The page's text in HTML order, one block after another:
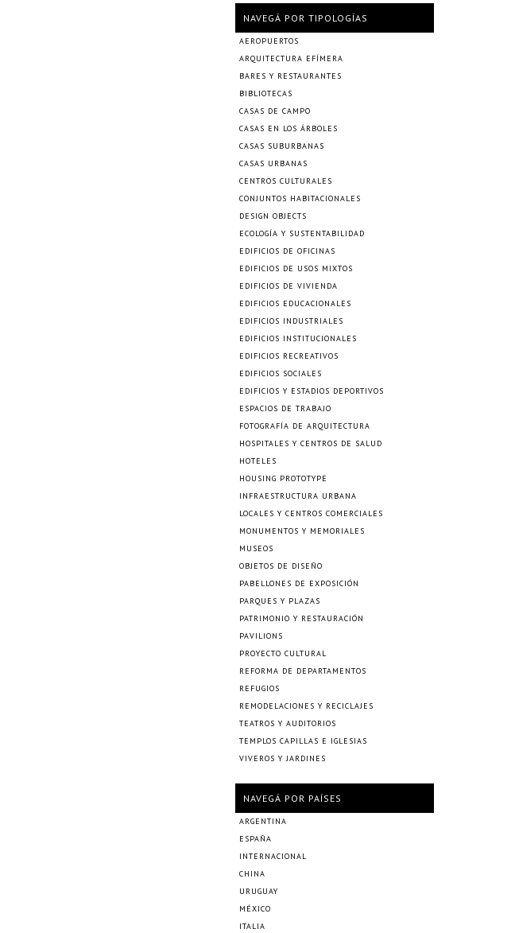
NAVEGÁ POR TIPOLOGÍAS
AEROPUERTOS
ARQUITECTURA EFÍMERA
BARES Y RESTAURANTES
BIBLIOTECAS
CASAS DE CAMPO
CASAS EN LOS ÁRBOLES
CASAS SUBURBANAS
CASAS URBANAS
CENTROS CULTURALES
CONJUNTOS HABITACIONALES
DESIGN OBJECTS
ECOLOGÍA Y SUSTENTABILIDAD
EDIFICIOS DE OFICINAS
EDIFICIOS DE USOS MIXTOS
EDIFICIOS DE VIVIENDA
EDIFICIOS EDUCACIONALES
EDIFICIOS INDUSTRIALES
EDIFICIOS INSTITUCIONALES
EDIFICIOS RECREATIVOS
EDIFICIOS SOCIALES
EDIFICIOS Y ESTADIOS DEPORTIVOS
ESPACIOS DE TRABAJO
FOTOGRAFÍA DE ARQUITECTURA
HOSPITALES Y CENTROS DE SALUD
HOTELES
HOUSING PROTOTYPE
INFRAESTRUCTURA URBANA
LOCALES Y CENTROS COMERCIALES
MONUMENTOS Y MEMORIALES
MUSEOS
OBJETOS DE DISEÑO
PABELLONES DE EXPOSICIÓN
PARQUES Y PLAZAS
PATRIMONIO Y RESTAURACIÓN
PAVILIONS
PROYECTO CULTURAL
REFORMA DE DEPARTAMENTOS
REFUGIOS
REMODELACIONES Y RECICLAJES
TEATROS Y AUDITORIOS
TEMPLOS CAPILLAS E IGLESIAS
VIVEROS Y JARDINES
NAVEGÁ POR PAÍSES
ARGENTINA
ESPAÑA
INTERNACIONAL
CHINA
URUGUAY
MÉXICO
ITALIA